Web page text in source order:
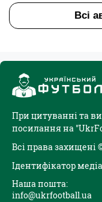
Всі
При цитуванні та
посилання на
Всі права захищені
Ідентифікатор
Наша пошта:
info@ukrfootball.ua